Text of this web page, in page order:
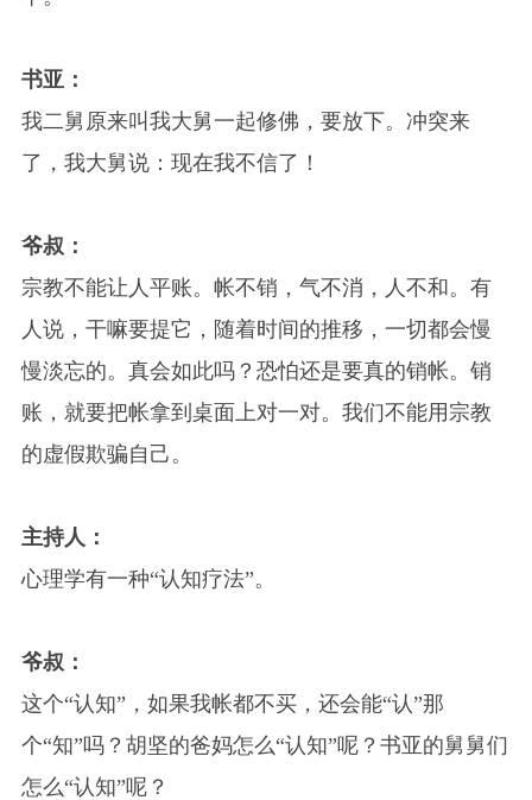
书亚：
我二舅原来叫我大舅一起修佛，要放下。冲突来
了，我大舅说：现在我不信了！
爷叔：
宗教不能让人平账。帐不销，气不消，人不和。有
人说，干嘛要提它，随着时间的推移，一切都会慢
慢淡忘的。真会如此吗？恐怕还是要真的销帐。销
账，就要把帐拿到桌面上对一对。我们不能用宗教
的虚假欺骗自己。
主持人：
心理学有一种“认知疗法”。
爷叔：
这个“认知”，如果我帐都不买，还会能“认”那
个“知”吗？胡坚的爸妈怎么“认知”呢？书亚的舅舅们
怎么“认知”呢？